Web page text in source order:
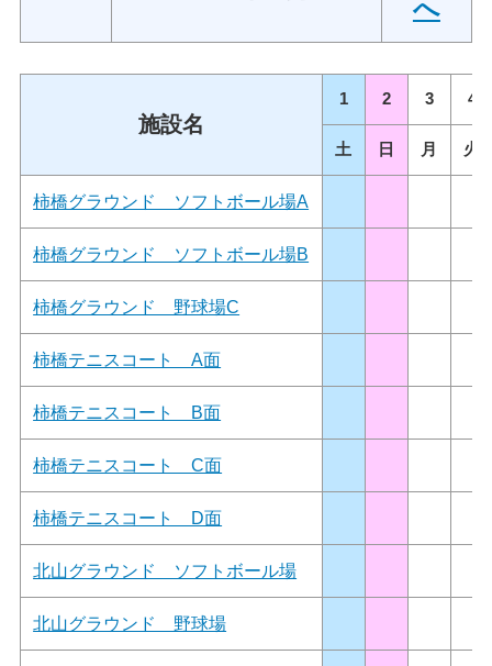
へ
施設名
1 2 3 4
土 日 月 火
柿橋グラウンド ソフトボール場A
柿橋グラウンド ソフトボール場B
柿橋グラウンド 野球場C
柿橋テニスコート A面
柿橋テニスコート B面
柿橋テニスコート C面
柿橋テニスコート D面
北山グラウンド ソフトボール場
北山グラウンド 野球場